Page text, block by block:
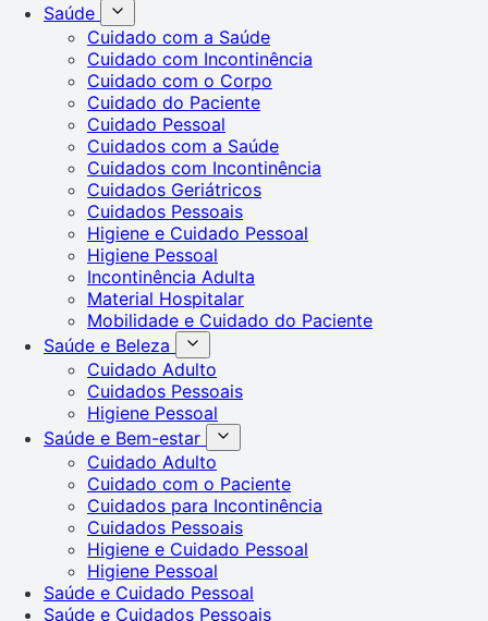
Saúde
Cuidado com a Saúde
Cuidado com Incontinência
Cuidado com o Corpo
Cuidado do Paciente
Cuidado Pessoal
Cuidados com a Saúde
Cuidados com Incontinência
Cuidados Geriátricos
Cuidados Pessoais
Higiene e Cuidado Pessoal
Higiene Pessoal
Incontinência Adulta
Material Hospitalar
Mobilidade e Cuidado do Paciente
Saúde e Beleza
Cuidado Adulto
Cuidados Pessoais
Higiene Pessoal
Saúde e Bem-estar
Cuidado Adulto
Cuidado com o Paciente
Cuidados para Incontinência
Cuidados Pessoais
Higiene e Cuidado Pessoal
Higiene Pessoal
Saúde e Cuidado Pessoal
Saúde e Cuidados Pessoais